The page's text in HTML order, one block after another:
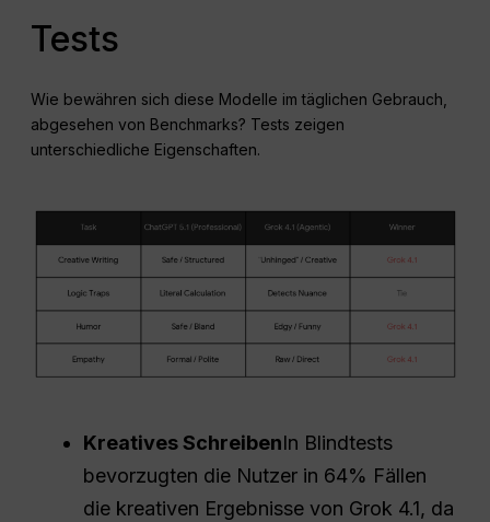
Tests
Wie bewähren sich diese Modelle im täglichen Gebrauch,
abgesehen von Benchmarks? Tests zeigen
unterschiedliche Eigenschaften.
Kreatives SchreibenIn Blindtests
bevorzugten die Nutzer in 64% Fällen
die kreativen Ergebnisse von Grok 4.1, da